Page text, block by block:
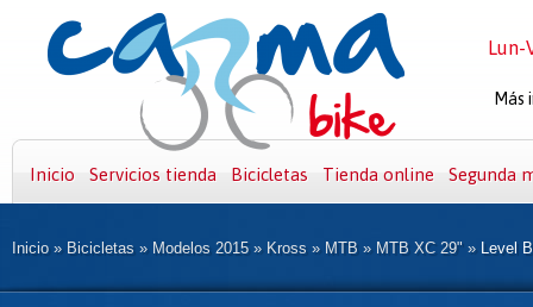
Inicio Servicios tienda Bicicletas Tienda online Segunda
Inicio » Bicicletas » Modelos 2015 » Kross » MTB » MTB XC 29" » Level
Lun-
Más